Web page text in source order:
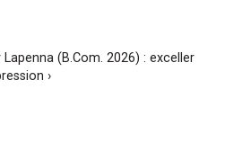
Lapenna (B.Com. 2026) : exceller
›